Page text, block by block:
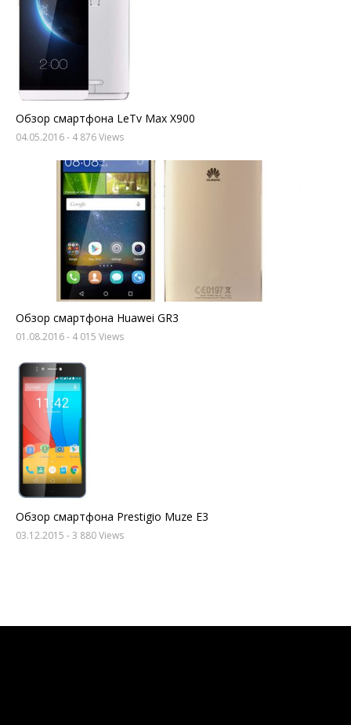
Обзор смартфона LeTv Max X900
04.05.2016- 4 876 Views
Обзор смартфона Huawei GR3
01.08.2016- 4 015 Views
Обзор смартфона Prestigio Muze E3
03.12.2015 - 3 880 Views